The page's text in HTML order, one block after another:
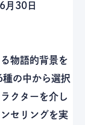
月30日
物語的背景を
の中から選択
クターを介し
セリングを実